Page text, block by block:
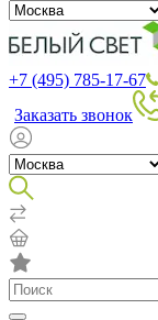
+7 (495) 785-17-67
Заказать звонок